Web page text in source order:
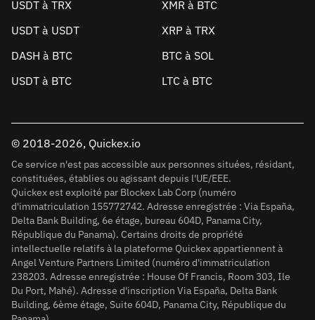
USDT à TRX
XMR à BTC
USDT à USDT
XRP à TRX
DASH à BTC
BTC à SOL
USDT à BTC
LTC à BTC
© 2018-2026, Quickex.io
Ce service n'est pas accessible aux personnes situées, résidant,
constituées, établies ou agissant depuis l'UE/EEE.
Quickex est exploité par Blockex Lab Corp (numéro
d'immatriculation 155772742. Adresse enregistrée : Via España,
Delta Bank Building, 6e étage, bureau 604D, Panama City,
République du Panama). Certains droits de propriété
intellectuelle relatifs à la plateforme Quickex appartiennent à
Angel Venture Partners Limited (numéro d'immatriculation
238203. Adresse enregistrée : House Of Francis, Room 303, Ile
Du Port, Mahé). Adresse d'inscription Via España, Delta Bank
Building, 6ème étage, Suite 604D, Panama City, République du